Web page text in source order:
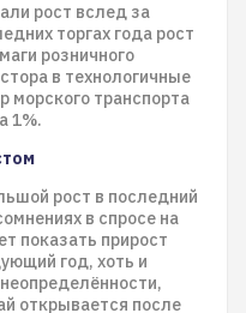
рост вслед за
торгах года рост
розничного
в технологичные
морского транспорта
1%.
рост в последний
в спросе на
показать прирост
год, хоть и
открывается после